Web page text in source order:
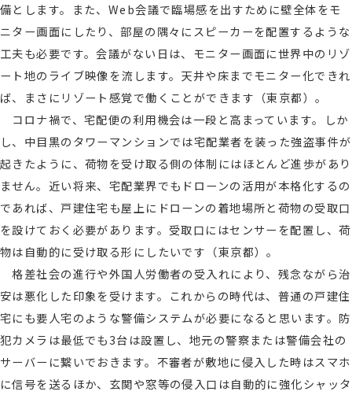
備とします。また、Web会議で臨場感を出すために壁全体をモ
ニター画面にしたり、部屋の隅々にスピーカーを配置するような
工夫も必要です。会議がない日は、モニター画面に世界中のリゾ
ート地のライブ映像を流します。天井や床までモニター化できれ
ば、まさにリゾート感覚で働くことができます（東京都）。
コロナ禍で、宅配便の利用機会は一段と高まっています。しか
し、中目黒のタワーマンションでは宅配業者を装った強盗事件が
起きたように、荷物を受け取る側の体制にはほとんど進歩があり
ません。近い将来、宅配業界でもドローンの活用が本格化するの
であれば、戸建住宅も屋上にドローンの着地場所と荷物の受取口
を設けておく必要があります。受取口にはセンサーを配置し、荷
物は自動的に受け取る形にしたいです（東京都）。
格差社会の進行や外国人労働者の受入れにより、残念ながら治
安は悪化した印象を受けます。これからの時代は、普通の戸建住
宅にも要人宅のような警備システムが必要になると思います。防
犯カメラは最低でも3台は設置し、地元の警察または警備会社の
サーバーに繋いでおきます。不審者が敷地に侵入した時はスマホ
に信号を送るほか、玄関や窓等の侵入口は自動的に強化シャッタ